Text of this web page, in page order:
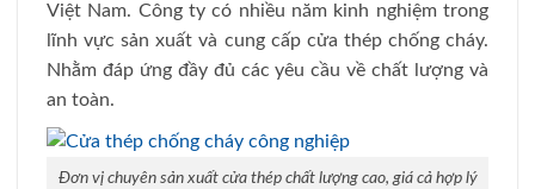
Việt Nam. Công ty có nhiều năm kinh nghiệm trong
lĩnh vực sản xuất và cung cấp cửa thép chống cháy.
Nhằm đáp ứng đầy đủ các yêu cầu về chất lượng và
an toàn.
Đơn vị chuyên sản xuất cửa thép chất lượng cao, giá cả hợp lý